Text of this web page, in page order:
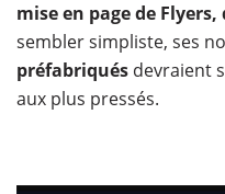
mise en page de Flyers,
sembler simpliste, ses
préfabriqués devraient
aux plus pressés.